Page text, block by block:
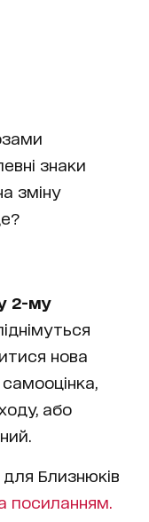
певні знаки
зміну
2-му
нова
або
Близнюків
посиланням.